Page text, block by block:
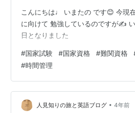
こんにちは♩ いまたの です😊 今現
に向けて 勉強しているのですが✍
日となりました
#国家試験 #国家資格 #難関資格
#時間管理
人見知りの旅と英語ブログ • 4年前